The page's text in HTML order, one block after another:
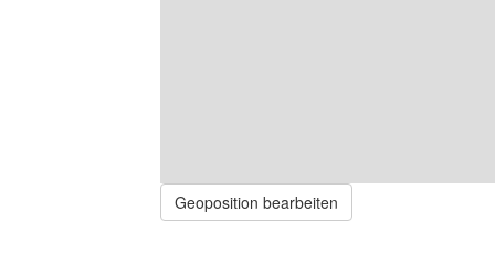
Geoposition bearbeiten